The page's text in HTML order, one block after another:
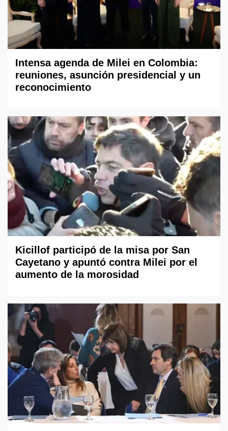
Intensa agenda de Milei en Colombia:
reuniones, asunción presidencial y un
reconocimiento
Kicillof participó de la misa por San
Cayetano y apuntó contra Milei por el
aumento de la morosidad